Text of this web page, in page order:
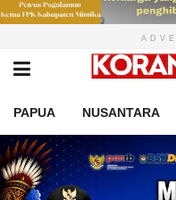
PAPUA NUSANTARA